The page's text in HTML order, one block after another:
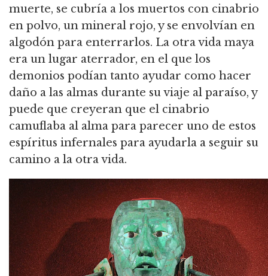
muerte, se cubría a los muertos con cinabrio
en polvo, un mineral rojo, y se envolvían en
algodón para enterrarlos. La otra vida maya
era un lugar aterrador, en el que los
demonios podían tanto ayudar como hacer
daño a las almas durante su viaje al paraíso, y
puede que creyeran que el cinabrio
camuflaba al alma para parecer uno de estos
espíritus infernales para ayudarla a seguir su
camino a la otra vida.